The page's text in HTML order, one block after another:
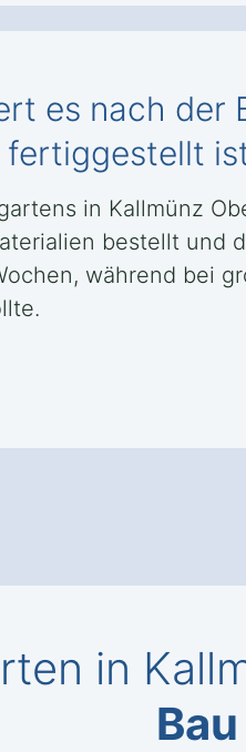
es nach der
in Kallmünz
bestellt und
während bei
in
Bau